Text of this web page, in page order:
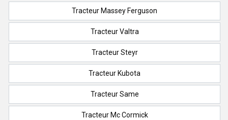
Tracteur Massey Ferguson
Tracteur Valtra
Tracteur Steyr
Tracteur Kubota
Tracteur Same
Tracteur Mc Cormick